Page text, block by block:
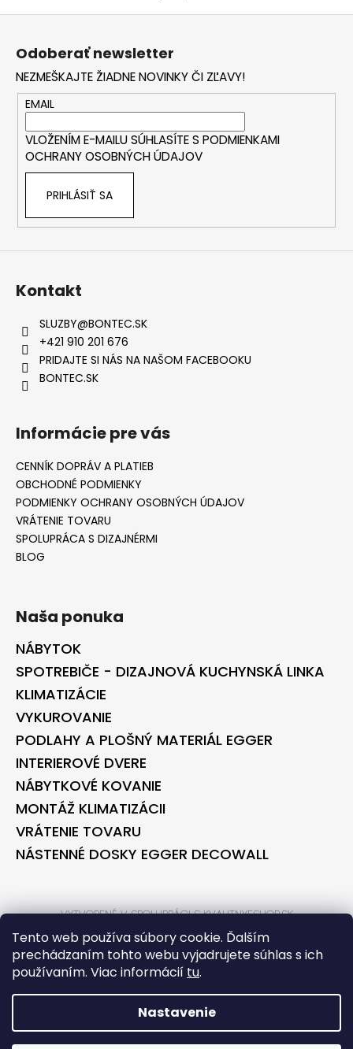
Tento web používa súbory cookie. Ďalším
prechádzaním tohto webu vyjadrujete súhlas s ich
používaním. Viac informácií tu.
Nastavenie
Z
Odoberať newsletter
NEZMEŠKAJTE ŽIADNE NOVINKY ČI ZĽAVY!
EMAIL
VLOŽENÍM E-MAILU SÚHLASÍTE S PODMIENKAMI
OCHRANY OSOBNÝCH ÚDAJOV
PRIHLÁSIŤ SA
Kontakt
SLUZBY@BONTEC.SK
+421 910 201 676
PRIDAJTE SI NÁS NA NAŠOM FACEBOOKU
BONTEC.SK
Informácie pre vás
CENNÍK DOPRÁV A PLATIEB
OBCHODNÉ PODMIENKY
PODMIENKY OCHRANY OSOBNÝCH ÚDAJOV
VRÁTENIE TOVARU
SPOLUPRÁCA S DIZAJNÉRMI
BLOG
Naša ponuka
NÁBYTOK
SPOTREBIČE - DIZAJNOVÁ KUCHYNSKÁ LINKA
KLIMATIZÁCIE
VYKUROVANIE
PODLAHY A PLOŠNÝ MATERIÁL EGGER
INTERIEROVÉ DVERE
NÁBYTKOVÉ KOVANIE
MONTÁŽ KLIMATIZÁCII
VRÁTENIE TOVARU
NÁSTENNÉ DOSKY EGGER DECOWALL
VYTVORENÉ V SPOLUPRÁCI S KVALITNYESHOP.SK
VYTVORENÉ V SPOLUPRÁCI S BONTEC.SK
VYTVORIL SHOPTET
BONTECSHOP. VŠETKY PRÁVA VYHRADENÉ.